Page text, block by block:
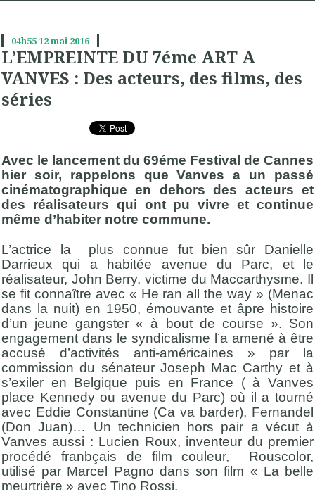
04h5512mai 2016
L’EMPREINTE DU 7éme ART A
VANVES : Des acteurs, des films, des
séries
Avec le lancement du 69éme Festival de Cannes
hier soir, rappelons que Vanves a un passé
cinématographique en dehors des acteurs et
des réalisateurs qui ont pu vivre et continue
même d’habiter notre commune.
L’actrice la plus connue fut bien sûr Danielle
Darrieux qui a habitée avenue du Parc, et le
réalisateur, John Berry, victime du Maccarthysme. Il
se fit connaître avec « He ran all the way » (Menac
dans la nuit) en 1950, émouvante et âpre histoire
d’un jeune gangster « à bout de course ». Son
engagement dans le syndicalisme l’a amené à être
accusé d’activités anti-américaines » par la
commission du sénateur Joseph Mac Carthy et à
s’exiler en Belgique puis en France ( à Vanves
place Kennedy ou avenue du Parc) où il a tourné
avec Eddie Constantine (Ca va barder), Fernandel
(Don Juan)… Un technicien hors pair a vécut à
Vanves aussi : Lucien Roux, inventeur du premier
procédé franbçais de film couleur, Rouscolor,
utilisé par Marcel Pagno dans son film « La belle
meurtrière » avec Tino Rossi.